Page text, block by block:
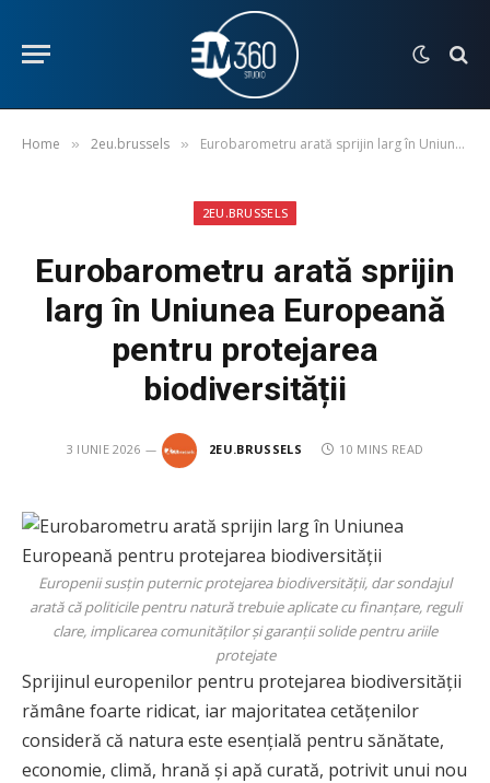
Home » 2eu.brussels » Eurobarometru arată sprijin larg în Uniunea Europeană pentru protejarea biodiversității
2EU.BRUSSELS
Eurobarometru arată sprijin
larg în Uniunea Europeană
pentru protejarea
biodiversității
3 IUNIE 2026 2EU.BRUSSELS 10 MINS READ
Europenii susțin puternic protejarea biodiversității, dar sondajul
arată că politicile pentru natură trebuie aplicate cu finanțare, reguli
clare, implicarea comunităților și garanții solide pentru ariile
protejate
Sprijinul europenilor pentru protejarea biodiversității
rămâne foarte ridicat, iar majoritatea cetățenilor
consideră că natura este esențială pentru sănătate,
economie, climă, hrană și apă curată, potrivit unui nou